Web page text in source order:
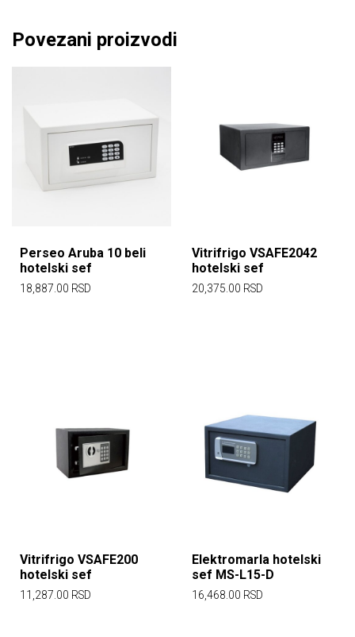
Povezani proizvodi
Perseo Aruba 10 beli
hotelski sef
18,887.00 RSD
Vitrifrigo VSAFE2042
hotelski sef
20,375.00 RSD
Vitrifrigo VSAFE200
hotelski sef
11,287.00 RSD
Elektromarla hotelski
sef MS-L15-D
16,468.00 RSD